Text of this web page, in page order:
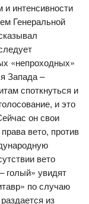
интенсивности
Генеральной
«непроходных»
Запада –
споткнуться и
и это
он свои
вето, против
вето
голый» увидят
по случаю
из